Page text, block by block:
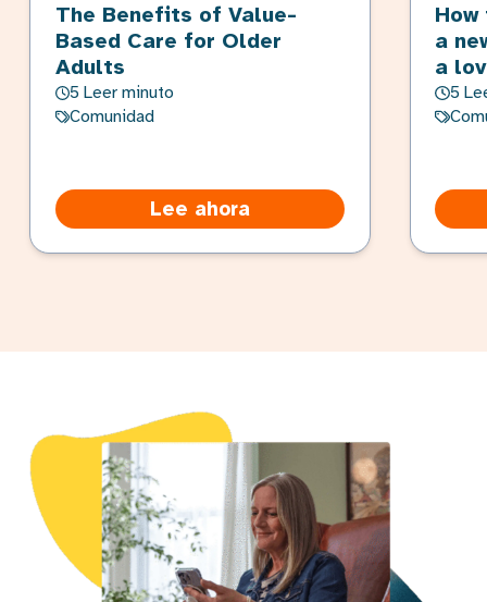
The Benefits of Value-
Based Care for Older
Adults
5 Leer minuto
Comunidad
Lee ahora
a
a
5